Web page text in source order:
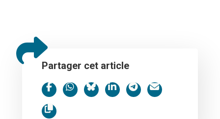
Partager cet article